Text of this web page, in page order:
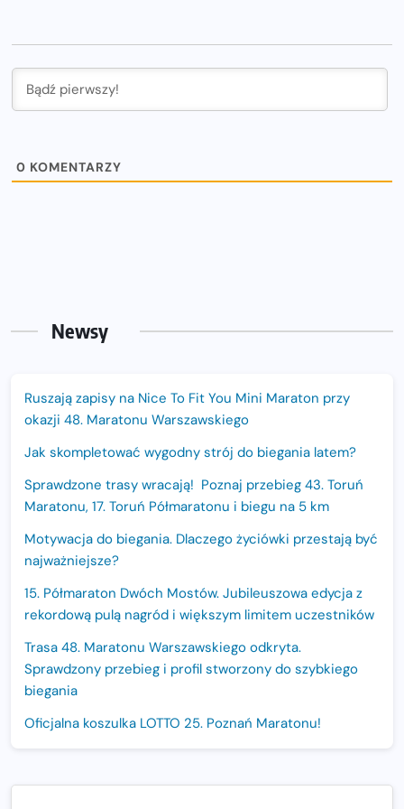
0 KOMENTARZY
Newsy
Ruszają zapisy na Nice To Fit You Mini Maraton przy
okazji 48. Maratonu Warszawskiego
Jak skompletować wygodny strój do biegania latem?
Sprawdzone trasy wracają! Poznaj przebieg 43. Toruń
Maratonu, 17. Toruń Półmaratonu i biegu na 5 km
Motywacja do biegania. Dlaczego życiówki przestają być
najważniejsze?
15. Półmaraton Dwóch Mostów. Jubileuszowa edycja z
rekordową pulą nagród i większym limitem uczestników
Trasa 48. Maratonu Warszawskiego odkryta.
Sprawdzony przebieg i profil stworzony do szybkiego
biegania
Oficjalna koszulka LOTTO 25. Poznań Maratonu!